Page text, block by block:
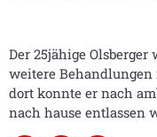
Der 25jähige
weitere
dort konnte er nach
nach hause entlassen